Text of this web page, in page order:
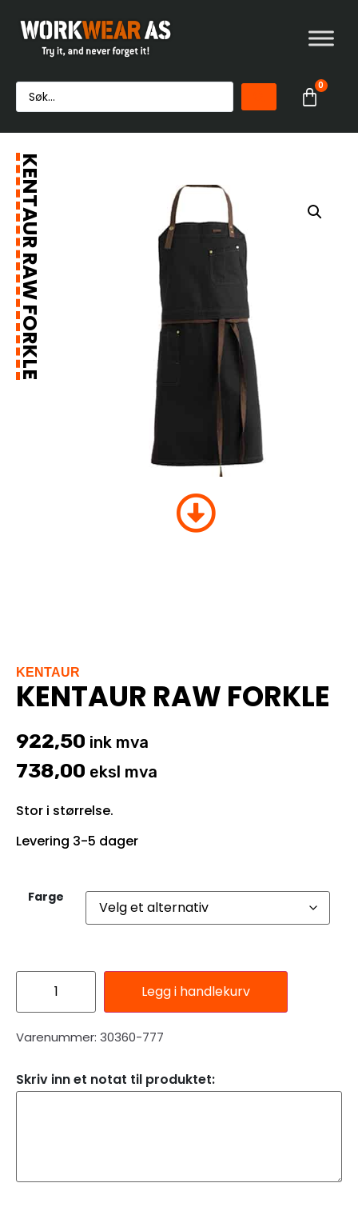
0
KENTAUR RAW FORKLE
KENTAUR
KENTAUR RAW FORKLE
922,50 ink mva
738,00 eksl mva
Stor i størrelse.
Levering 3-5 dager
Farge
Legg i handlekurv
Varenummer: 30360-777
Skriv inn et notat til produktet: